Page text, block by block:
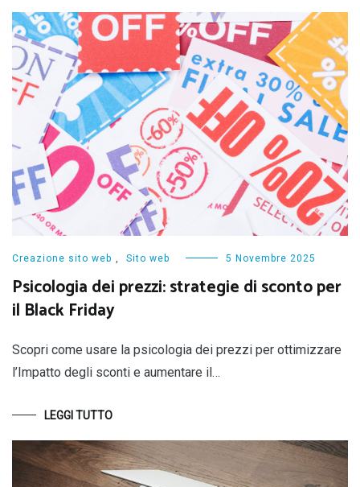
Creazione sito web , Sito web 5 Novembre 2025
Psicologia dei prezzi: strategie di sconto per
il Black Friday
Scopri come usare la psicologia dei prezzi per ottimizzare
l’Impatto degli sconti e aumentare il…
LEGGI TUTTO